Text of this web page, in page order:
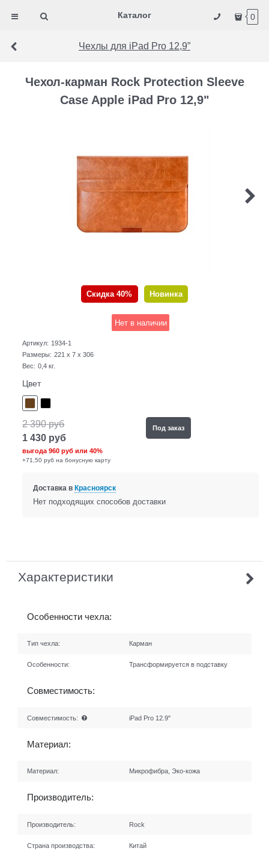
Каталог 0
Чехлы для iPad Pro 12,9”
Чехол-карман Rock Protection Sleeve
Case Apple iPad Pro 12,9"
Скидка 40% Новинка
Нет в наличии
Артикул: 1934-1
Размеры: 221 x 7 x 306
Вес: 0,4 кг.
Цвет
2 390 руб
1 430 руб
выгода960 руб или40%
+71,50 руб на бонусную карту
Под заказ
Доставка в Красноярск
Нет подходящих способов доставки
Характеристики
Особенности чехла:
Тип чехла: Карман
Особенности: Трансформируется в подставку
Совместимость:
Совместимость: iPad Pro 12.9"
Материал:
Материал: Микрофибра, Эко-кожа
Производитель:
Производитель: Rock
Страна производства: Китай